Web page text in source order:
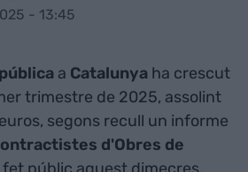
- 13:45
a Catalunya ha crescut
trimestre de 2025, assolint
segons recull un informe
d'Obres de